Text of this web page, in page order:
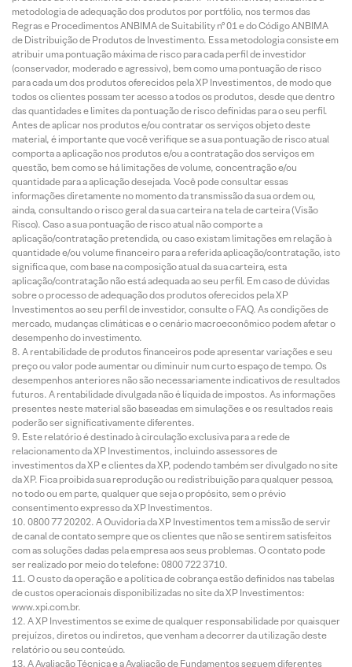
metodologia de adequação dos produtos por portfólio, nos termos das
Regras e Procedimentos ANBIMA de Suitability nº 01 e do Código ANBIMA
de Distribuição de Produtos de Investimento. Essa metodologia consiste em
atribuir uma pontuação máxima de risco para cada perfil de investidor
(conservador, moderado e agressivo), bem como uma pontuação de risco
para cada um dos produtos oferecidos pela XP Investimentos, de modo que
todos os clientes possam ter acesso a todos os produtos, desde que dentro
das quantidades e limites da pontuação de risco definidas para o seu perfil.
Antes de aplicar nos produtos e/ou contratar os serviços objeto deste
material, é importante que você verifique se a sua pontuação de risco atual
comporta a aplicação nos produtos e/ou a contratação dos serviços em
questão, bem como se há limitações de volume, concentração e/ou
quantidade para a aplicação desejada. Você pode consultar essas
informações diretamente no momento da transmissão da sua ordem ou,
ainda, consultando o risco geral da sua carteira na tela de carteira (Visão
Risco). Caso a sua pontuação de risco atual não comporte a
aplicação/contratação pretendida, ou caso existam limitações em relação à
quantidade e/ou volume financeiro para a referida aplicação/contratação, isto
significa que, com base na composição atual da sua carteira, esta
aplicação/contratação não está adequada ao seu perfil. Em caso de dúvidas
sobre o processo de adequação dos produtos oferecidos pela XP
Investimentos ao seu perfil de investidor, consulte o FAQ. As condições de
mercado, mudanças climáticas e o cenário macroeconômico podem afetar o
desempenho do investimento.
A rentabilidade de produtos financeiros pode apresentar variações e seu
preço ou valor pode aumentar ou diminuir num curto espaço de tempo. Os
desempenhos anteriores não são necessariamente indicativos de resultados
futuros. A rentabilidade divulgada não é líquida de impostos. As informações
presentes neste material são baseadas em simulações e os resultados reais
poderão ser significativamente diferentes.
Este relatório é destinado à circulação exclusiva para a rede de
relacionamento da XP Investimentos, incluindo assessores de
investimentos da XP e clientes da XP, podendo também ser divulgado no site
da XP. Fica proibida sua reprodução ou redistribuição para qualquer pessoa,
no todo ou em parte, qualquer que seja o propósito, sem o prévio
consentimento expresso da XP Investimentos.
0800 77 20202. A Ouvidoria da XP Investimentos tem a missão de servir
de canal de contato sempre que os clientes que não se sentirem satisfeitos
com as soluções dadas pela empresa aos seus problemas. O contato pode
ser realizado por meio do telefone: 0800 722 3710.
O custo da operação e a política de cobrança estão definidos nas tabelas
de custos operacionais disponibilizadas no site da XP Investimentos:
www.xpi.com.br.
A XP Investimentos se exime de qualquer responsabilidade por quaisquer
prejuízos, diretos ou indiretos, que venham a decorrer da utilização deste
relatório ou seu conteúdo.
A Avaliação Técnica e a Avaliação de Fundamentos seguem diferentes